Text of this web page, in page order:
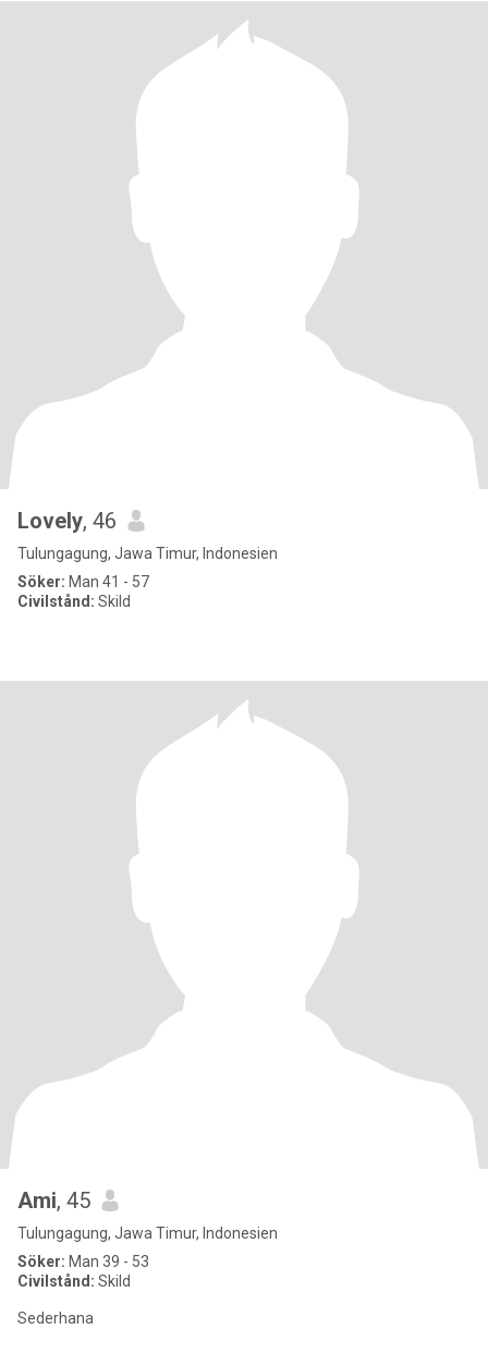
Lovely, 46
Tulungagung, Jawa Timur, Indonesien
Söker: Man 41 - 57
Civilstånd: Skild
Ami, 45
Tulungagung, Jawa Timur, Indonesien
Söker: Man 39 - 53
Civilstånd: Skild
Sederhana